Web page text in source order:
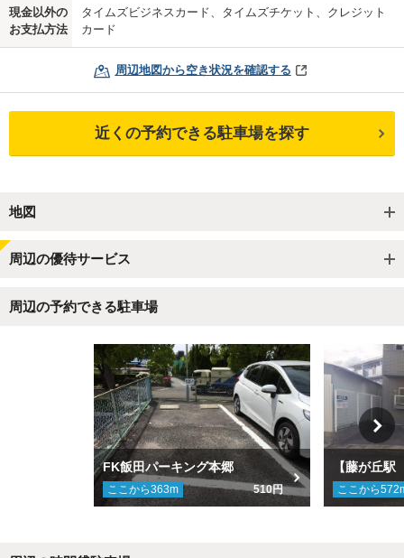
現金以外の
お支払方法
タイムズビジネスカード、タイムズチケット、クレジット
カード
周辺地図から空き状況を確認する
近くの予約できる駐車場を探す
地図
周辺の優待サービス
周辺の予約できる駐車場
FK飯田パーキング本郷
ここから363m 510円 ここから572